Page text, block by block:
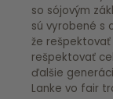
so sójovým
sú vyrobené s
že
rešpektovať
ďalšie
Lanke vo fair